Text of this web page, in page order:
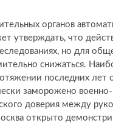
органов
утверждать, что
но для
снижаться.
последних
заморожено
доверия между
открыто